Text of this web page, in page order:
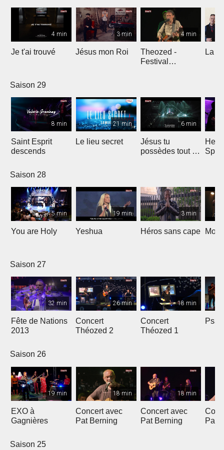
4 min
Je t'ai trouvé
3 min
Jésus mon Roi
4 min
Theozed -
Festival
La
Saison 29
8 min
Saint Esprit
descends
21 min
Le lieu secret
6 min
Jésus tu
possèdes tout en
He
Saison 28
5 min
You are Holy
19 min
Yeshua
3 min
Héros sans cape Moi
Saison 27
32 min
Fête de Nations
2013
26 min
Concert
Théozed 2
18 min
Concert
Théozed 1
Saison 26
19 min
EXO à
Gagnières
18 min
Concert avec
Pat Berning
18 min
Concert avec
Pat Berning
Pat
Saison 25